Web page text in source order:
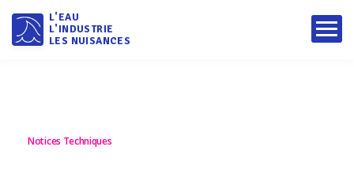
L'EAU
L'INDUSTRIE
LES NUISANCES
Notices Techniques